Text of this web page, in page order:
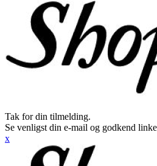
Tak for din tilmelding.
Se venligst din e-mail og godkend
x